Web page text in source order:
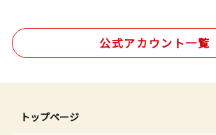
公式アカウント一覧
トップページ